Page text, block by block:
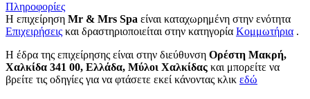
Πληροφορίες
Η επιχείρηση Mr & Mrs Spa είναι καταχωρημένη στην ενότητα
Επιχειρήσεις και δραστηριοποιείται στην κατηγορία Κομμωτήρια .
H έδρα της επιχείρησης είναι στην διεύθυνση Ορέστη Μακρή,
Χαλκίδα 341 00, Ελλάδα, Μύλοι Χαλκίδας και μπορείτε να
βρείτε τις οδηγίες για να φτάσετε εκεί κάνοντας κλικ εδώ